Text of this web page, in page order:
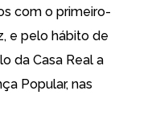
com o primeiro-
e pelo hábito de
da Casa Real a
Popular, nas